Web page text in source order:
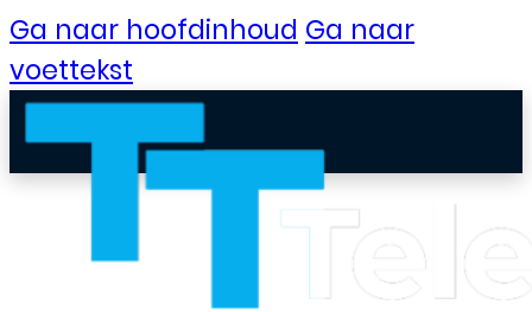
Ga naar hoofdinhoud Ga naar
voettekst